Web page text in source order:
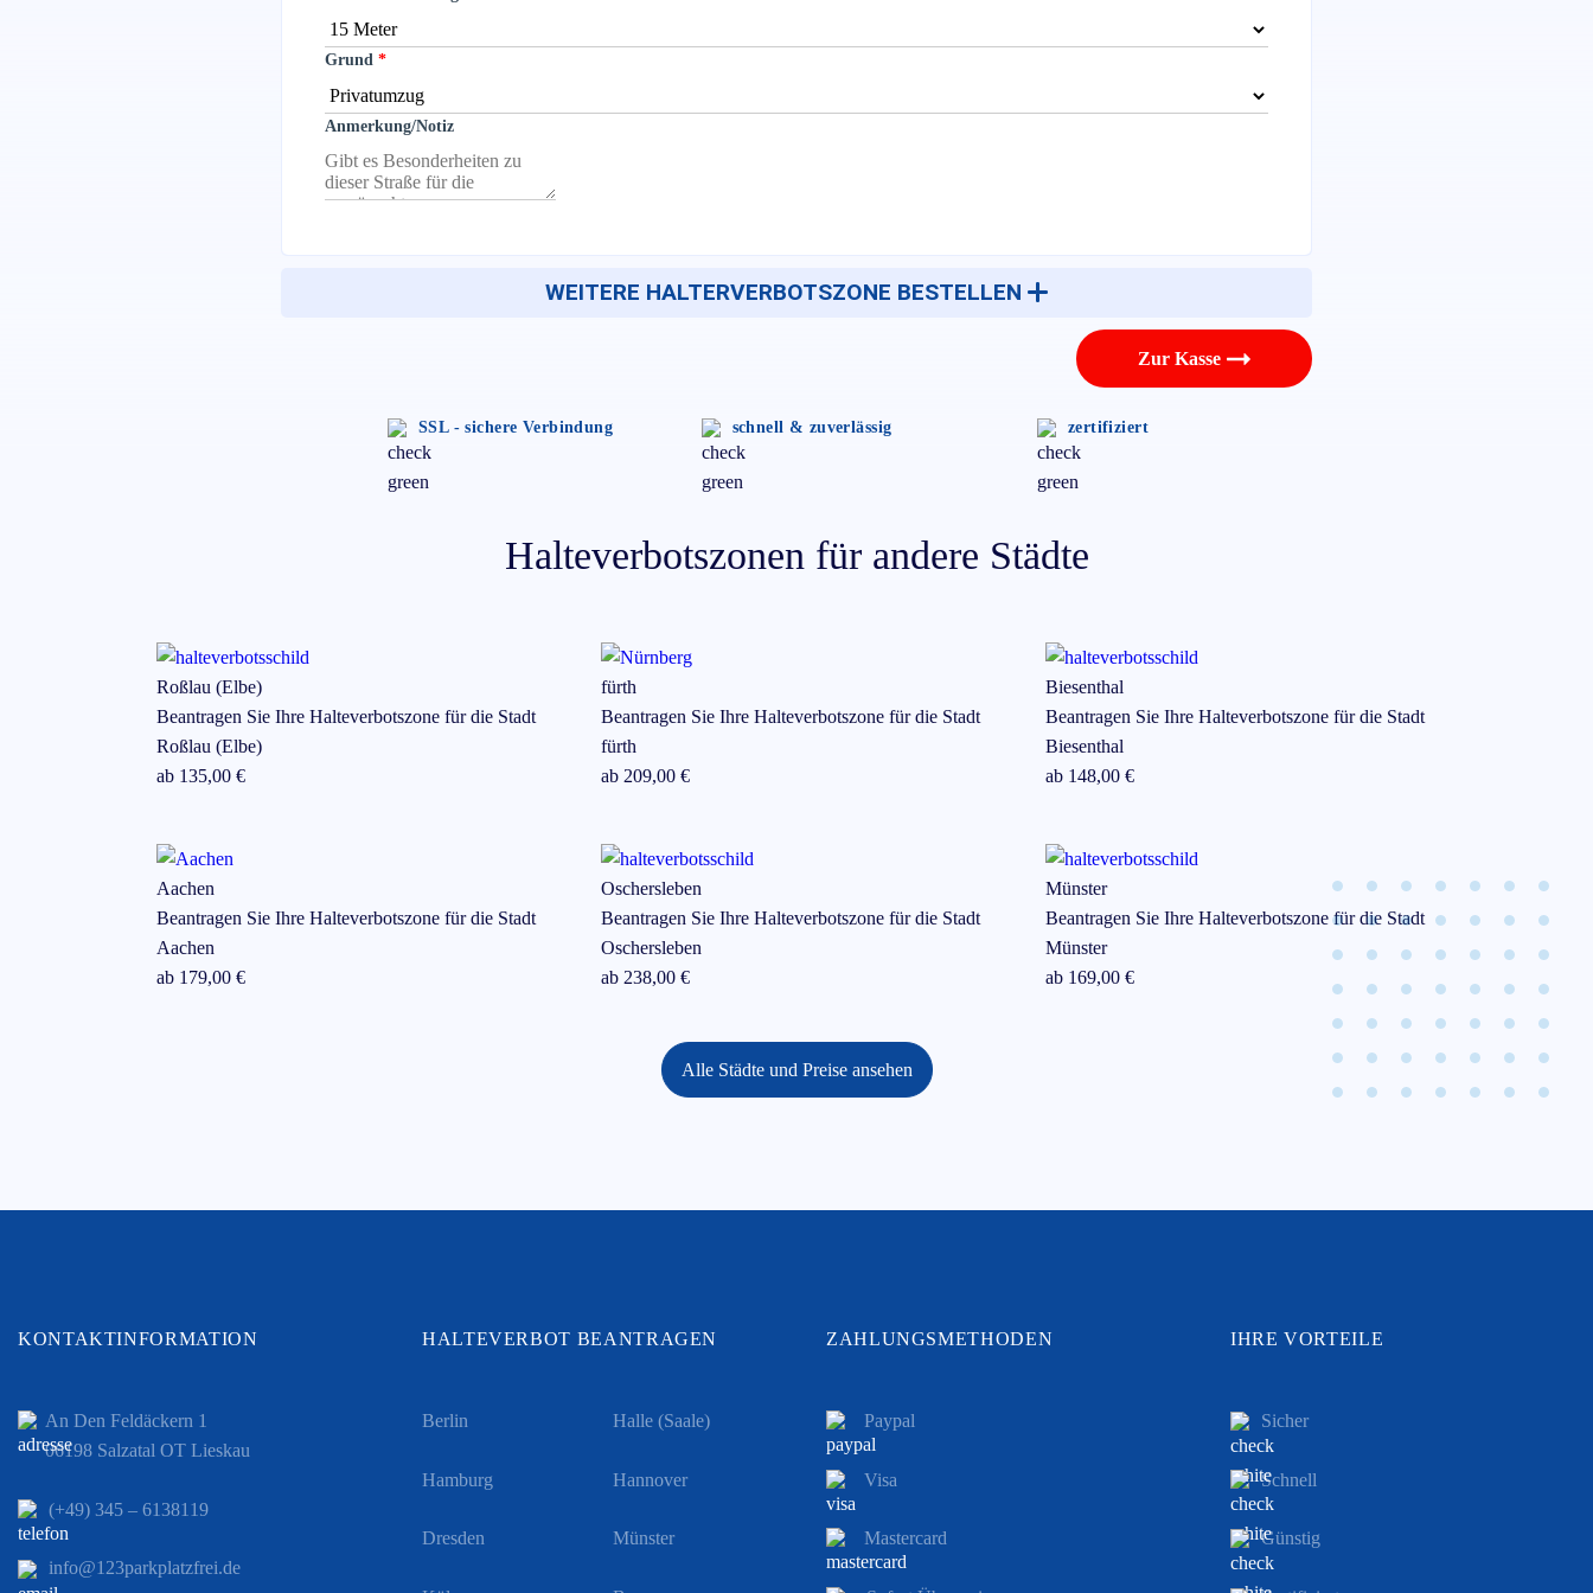
Grund
Anmerkung/Notiz
WEITERE HALTERVERBOTSZONE BESTELLEN
Zur Kasse
SSL - sichere Verbindung schnell & zuverlässig zertifiziert
Halteverbotszonen für andere Städte
Roßlau (Elbe)
Beantragen Sie Ihre Halteverbotszone für die Stadt
Roßlau (Elbe)
ab 135,00 €
fürth
Beantragen Sie Ihre Halteverbotszone für die Stadt
fürth
ab 209,00 €
Biesenthal
Beantragen Sie Ihre Halteverbotszone für die Stadt
Biesenthal
ab 148,00 €
Aachen
Beantragen Sie Ihre Halteverbotszone für die Stadt
Aachen
ab 179,00 €
Oschersleben
Beantragen Sie Ihre Halteverbotszone für die Stadt
Oschersleben
ab 238,00 €
Münster
Beantragen Sie Ihre Halteverbotszone für die Stadt
Münster
ab 169,00 €
Alle Städte und Preise ansehen
KONTAKTINFORMATION
An Den Feldäckern 1
06198 Salzatal OT Lieskau
(+49) 345 – 6138119
info@123parkplatzfrei.de
HALTEVERBOT BEANTRAGEN
Berlin
Hamburg
Dresden
Halle (Saale)
Hannover
Münster
ZAHLUNGSMETHODEN
Paypal
Visa
Mastercard
IHRE VORTEILE
Sicher
Schnell
Günstig